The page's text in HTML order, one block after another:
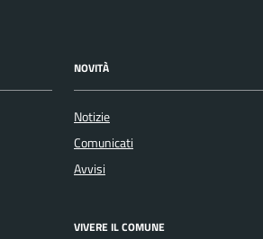
NOVITÀ
Notizie
Comunicati
Avvisi
VIVERE IL COMUNE